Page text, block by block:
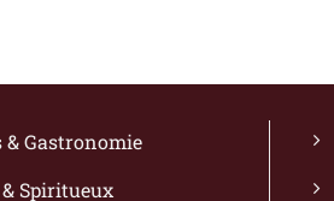
& Gastronomie
Spiritueux